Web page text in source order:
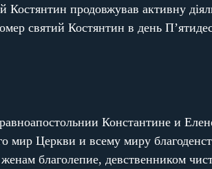
Костянтин продовжував активну
святий Костянтин в день
Константине и
мир Церкви и всему миру
благолепие, девственником